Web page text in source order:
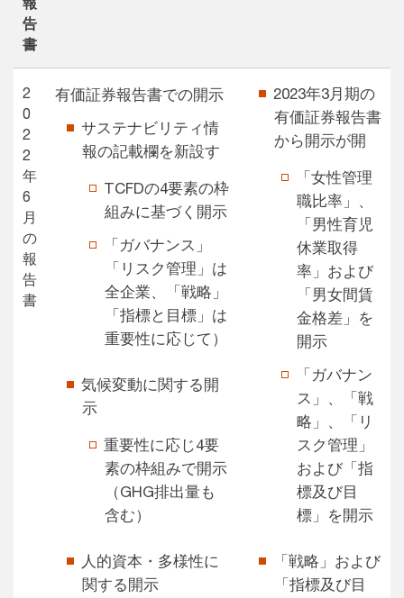
告
書
2
0
2
2
年
6
月
の
報
告
書
有価証券報告書での開示
サステナビリティ情
報の記載欄を新設す
TCFDの4要素の枠
組みに基づく開示
「ガバナンス」
「リスク管理」は
全企業、「戦略」
「指標と目標」は
重要性に応じて）
気候変動に関する開
示
重要性に応じ4要
素の枠組みで開示
（GHG排出量も
含む）
人的資本・多様性に
関する開示
2023年3月期の
有価証券報告書
から開示が開
「女性管理
職比率」、
「男性育児
休業取得
率」および
「男女間賃
金格差」を
開示
「ガバナン
ス」、「戦
略」、「リ
スク管理」
および「指
標及び目
標」を開示
「戦略」および
「指標及び目